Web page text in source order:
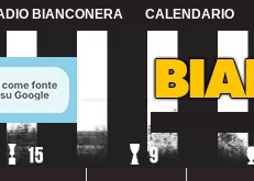
BIANCONERA CALENDARIO